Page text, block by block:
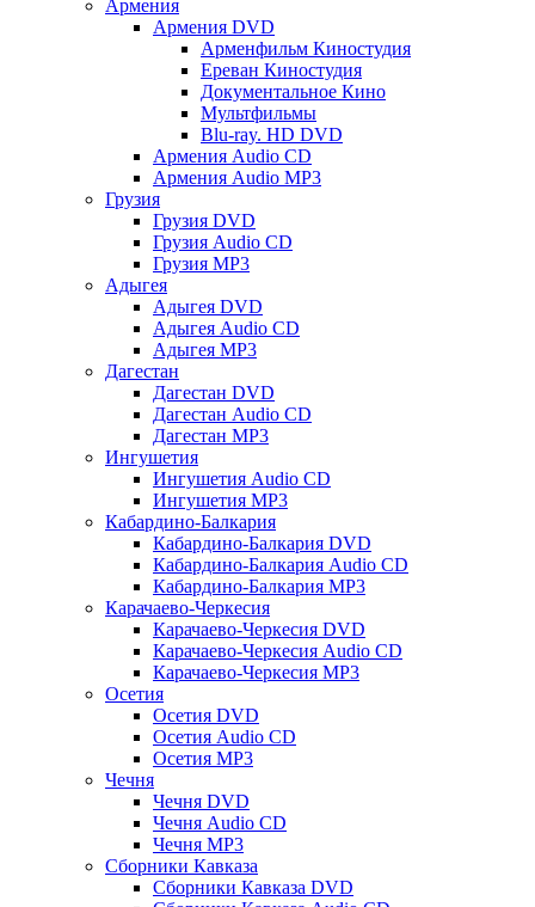
Армения
Армения DVD
Арменфильм Киностудия
Ереван Киностудия
Документальное Кино
Мультфильмы
Blu-ray. HD DVD
Армения Audio CD
Армения Audio MP3
Грузия
Грузия DVD
Грузия Audio CD
Грузия MP3
Адыгея
Адыгея DVD
Адыгея Audio CD
Адыгея MP3
Дагестан
Дагестан DVD
Дагестан Audio CD
Дагестан MP3
Ингушетия
Ингушетия Audio CD
Ингушетия MP3
Кабардино-Балкария
Кабардино-Балкария DVD
Кабардино-Балкария Audio CD
Кабардино-Балкария MP3
Карачаево-Черкесия
Карачаево-Черкесия DVD
Карачаево-Черкесия Audio CD
Карачаево-Черкесия MP3
Осетия
Осетия DVD
Осетия Audio CD
Осетия MP3
Чечня
Чечня DVD
Чечня Audio CD
Чечня MP3
Сборники Кавказа
Сборники Кавказа DVD